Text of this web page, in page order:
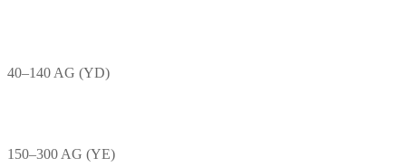
40–140 AG (YD)
150–300 AG (YE)